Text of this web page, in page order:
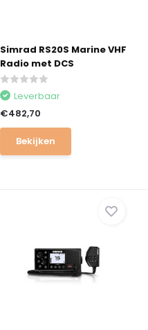
Simrad RS20S Marine VHF
Radio met DCS
Leverbaar
€482,70
Bekijken